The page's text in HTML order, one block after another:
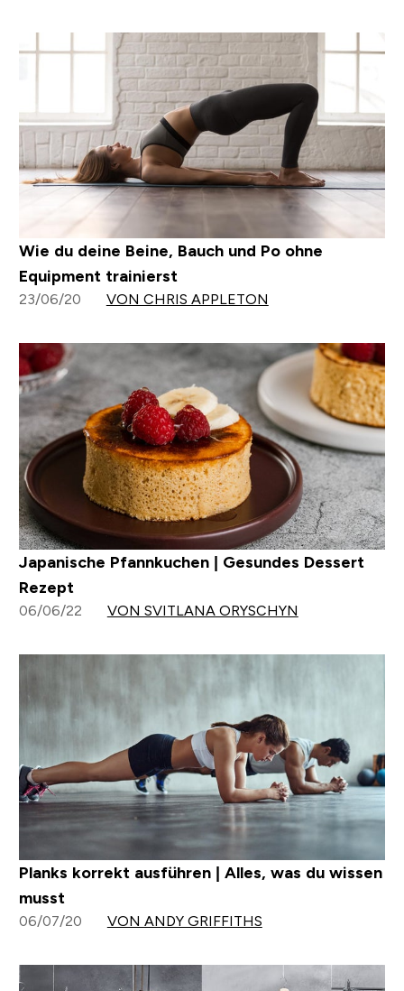
Wie du deine Beine, Bauch und Po ohne
Equipment trainierst
23/06/20 VON CHRIS APPLETON
Japanische Pfannkuchen | Gesundes Dessert
Rezept
06/06/22 VON SVITLANA ORYSCHYN
Planks korrekt ausführen | Alles, was du wissen
musst
06/07/20 VON ANDY GRIFFITHS